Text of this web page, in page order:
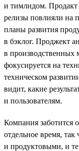
и тимлидом. Продакт
релизы повлияли на
планы развития
в бэклог. Проджект
в производственных
фокусируется на
техническом
видит, какие
и пользователям.
Компания заботится
отдельное время, так
и продуктовыми, и